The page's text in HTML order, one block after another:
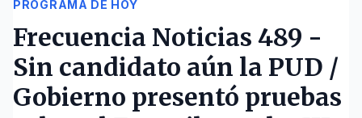
PROGRAMA DE HOY
Frecuencia Noticias 489 -
Sin candidato aún la PUD /
Gobierno presentó pruebas